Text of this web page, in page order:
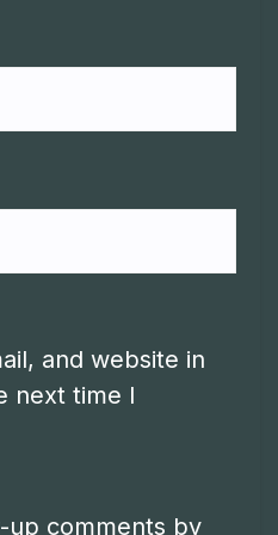
and website in
next time I
up comments by